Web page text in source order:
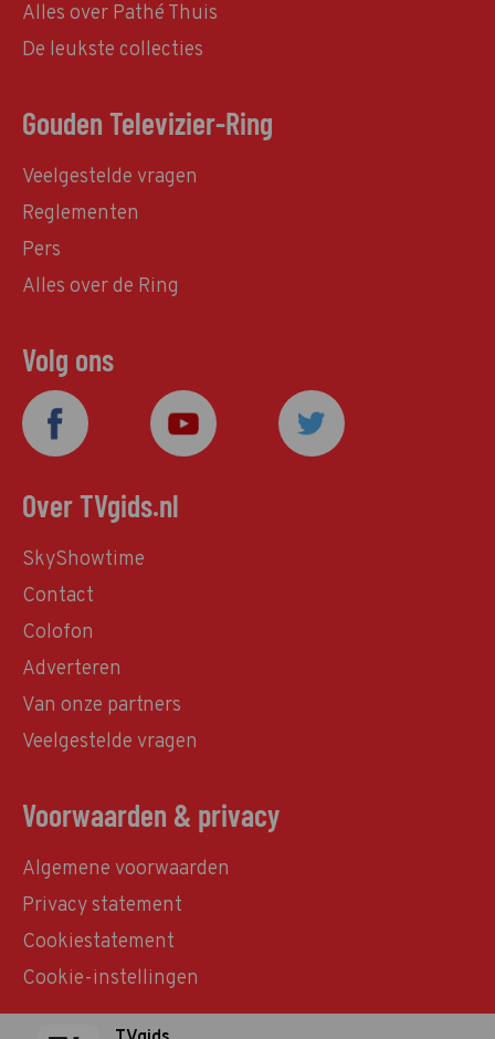
Alles over Pathé Thuis
De leukste collecties
Gouden Televizier-Ring
Veelgestelde vragen
Reglementen
Pers
Alles over de Ring
Volg ons
Over TVgids.nl
SkyShowtime
Contact
Colofon
Adverteren
Van onze partners
Veelgestelde vragen
Voorwaarden & privacy
Algemene voorwaarden
Privacy statement
Cookiestatement
Cookie-instellingen